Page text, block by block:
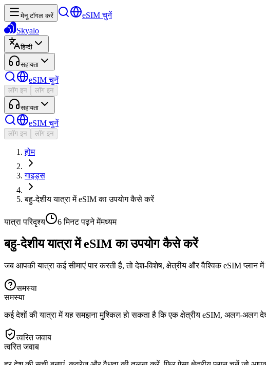
मेनू टॉगल करें
eSIM चुनें
Skyalo
हिन्दी
सहायता
eSIM चुनें
लॉग इन लॉग इन
सहायता
eSIM चुनें
लॉग इन लॉग इन
होम
गाइड्स
बहु-देशीय यात्रा में eSIM का उपयोग कैसे करें
यात्रा परिदृश्य 6 मिनट पढ़ने मेंमध्यम
बहु-देशीय यात्रा में eSIM का उपयोग कैसे करें
जब आपकी यात्रा कई सीमाएं पार करती है, तो देश-विशेष, क्षेत्रीय और वैश्विक eSIM प्लान
समस्या
समस्या
कई देशों की यात्रा में यह समझना मुश्किल हो सकता है कि एक क्षेत्रीय eSIM, अलग-अलग
त्वरित जवाब
त्वरित जवाब